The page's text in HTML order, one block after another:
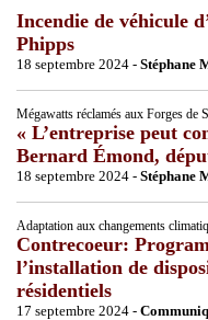
Incendie de véhicule
Phipps
18 septembre 2024 - Stéphane
Mégawatts réclamés aux Forges de
« L’entreprise peut
Bernard Émond,
18 septembre 2024 - Stéphane
Adaptation aux changements
Contrecoeur:
l’installation de
résidentiels
17 septembre 2024 -